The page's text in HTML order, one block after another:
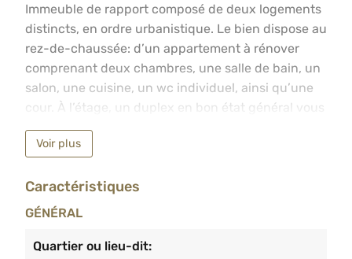
Immeuble de rapport composé de deux logements
Immeuble de rapport composé de deux logements
distincts, en ordre urbanistique. Le bien dispose au
rez-de-chaussée: d’un appartement à rénover
comprenant deux chambres, une salle de bain, un
salon, une cuisine, un wc individuel, ainsi qu’une
cour. À l’étage, un duplex en bon état général vous
propose trois chambres, un salon, une cuisine
ouverte sur la salle à manger ainsi qu’une salle de
sol.Caractéristiques du bien : PEB D (1er), PEB G
(Rez), Châssis double vitrage en PVC et Bois,
net : 1185€.Faire offre à partir 199.000€ sous
Voir plus
Caractéristiques
GÉNÉRAL
Quartier ou lieu-dit: